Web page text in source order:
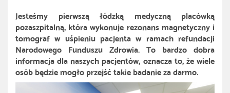
Jesteśmy pierwszą łódzką medyczną placówką
pozaszpitalną, która wykonuje rezonans magnetyczny i
tomograf w uśpieniu pacjenta w ramach refundacji
Narodowego Funduszu Zdrowia. To bardzo dobra
informacja dla naszych pacjentów, oznacza to, że wiele
osób będzie mogło przejść takie badanie za darmo.